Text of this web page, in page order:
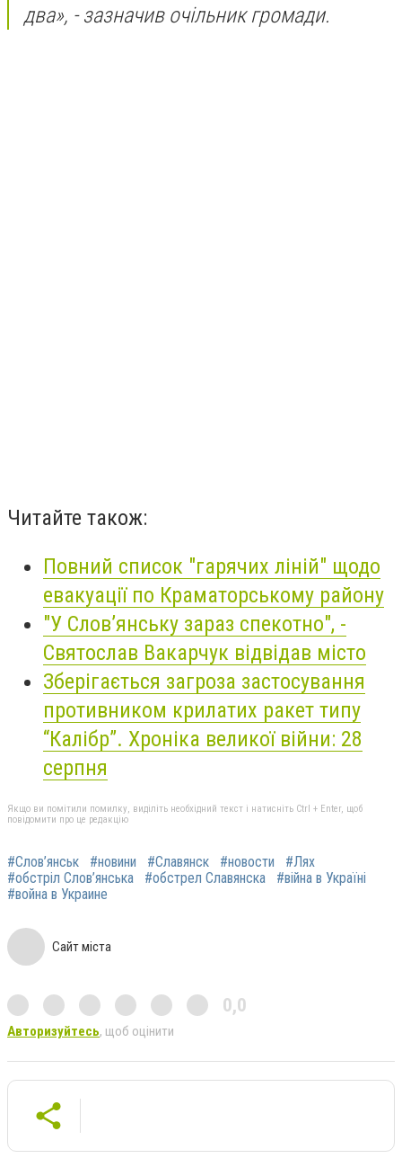
два», - зазначив очільник громади.
Читайте також:
Повний список "гарячих ліній" щодо
евакуації по Краматорському району
"У Слов’янську зараз спекотно", -
Святослав Вакарчук відвідав місто
Зберігається загроза застосування
противником крилатих ракет типу
“Калібр”. Хроніка великої війни: 28
серпня
Якщо ви помітили помилку, виділіть необхідний текст і натисніть Ctrl + Enter, щоб
повідомити про це редакцію
#Слов’янськ #новини #Славянск #новости
#Лях
#обстріл Слов’янська
#обстрел Славянска
#війна в Україні
#война в Украине
Сайт міста
0,0
Авторизуйтесь, щоб оцінити